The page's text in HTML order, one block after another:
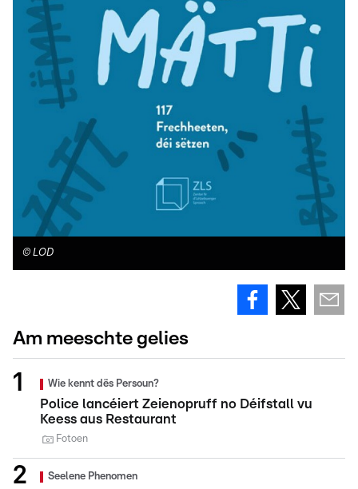
© LOD
Am meeschte gelies
Wie kennt dës Persoun?
Police lancéiert Zeienopruff no Déifstall vu
Keess aus Restaurant
Fotoen
Seelene Phenomen